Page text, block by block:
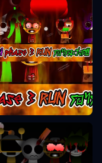
Sprunki Phase 3